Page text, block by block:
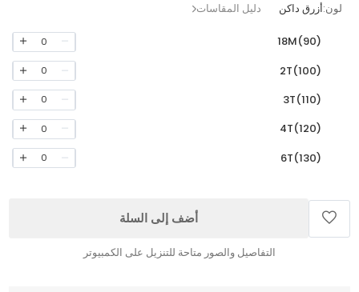
لون:أزرق داكن دليل المقاسات
18M(90)
0
2T(100)
0
3T(110)
0
4T(120)
0
6T(130)
0
أضف إلى السلة
التفاصيل والصور متاحة للتنزيل على الكمبيوتر